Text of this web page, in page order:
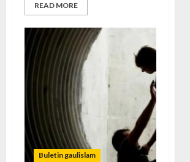
READ MORE
Buletin gaulislam